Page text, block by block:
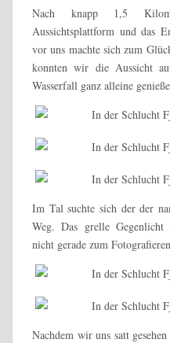
Nach knapp 1,5
Aussichtsplattform und das
vor uns machte sich zum
konnten wir die Aussicht
Wasserfall ganz alleine
Im Tal suchte sich der der
Weg. Das grelle
nicht gerade zum
Nachdem wir uns satt